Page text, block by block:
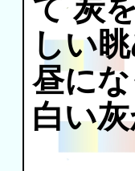
て 炭
しい
昼に
白い